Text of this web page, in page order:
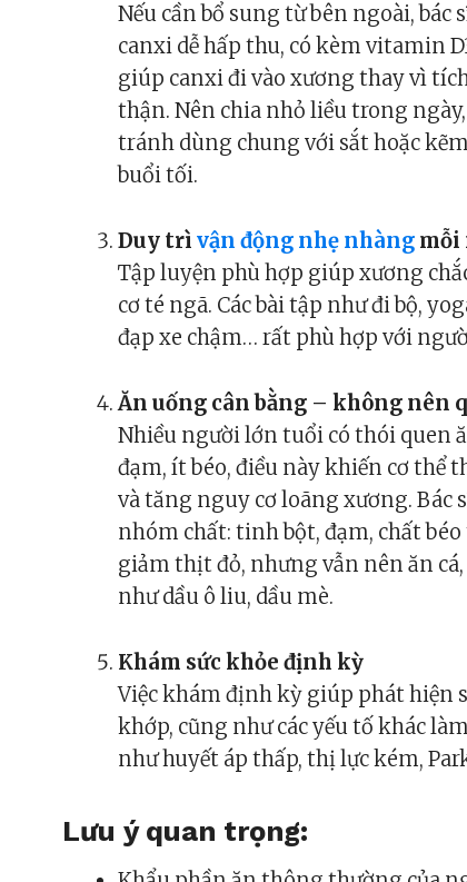
Nếu cần bổ sung từ bên ngoài,
canxi dễ hấp thu, có kèm vitamin
giúp canxi đi vào xương thay vì
thận. Nên chia nhỏ liều trong
tránh dùng chung với sắt hoặc
buổi tối.
Duy trì vận động nhẹ nhàng mỗi
Tập luyện phù hợp giúp xương
cơ té ngã. Các bài tập như đi bộ,
đạp xe chậm… rất phù hợp với
Ăn uống cân bằng – không nên
Nhiều người lớn tuổi có thói quen
đạm, ít béo, điều này khiến cơ thể
và tăng nguy cơ loãng xương. Bác
nhóm chất: tinh bột, đạm, chất béo
giảm thịt đỏ, nhưng vẫn nên ăn
như dầu ô liu, dầu mè.
Khám sức khỏe định kỳ
Việc khám định kỳ giúp phát hiện
khớp, cũng như các yếu tố khác
như huyết áp thấp, thị lực kém,
Lưu ý quan trọng: